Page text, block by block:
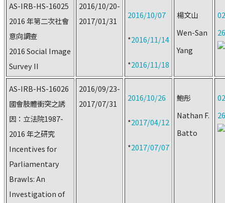
AS-IRB-HS-16025
2016 年第二次社會
意向調查
2016 Social Image
Survey II
2016/10/20-
2017/01/31
2016/10/07
*2016/11/14
*2016/11/18
楊文山
Wen-San
Yang
AS-IRB-HS-16026
國會肢體衝突之誘
因：立法院1987-
2016 年之研究
Incentives for
Parliamentary
Brawls: An
Investigation of
2016/09/23-
2017/07/31
2016/10/26
*2017/04/12
*2017/07/07
鮑彤
Nathan F.
Batto